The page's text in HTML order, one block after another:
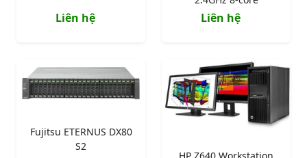
Liên hệ Liên hệ
Fujitsu ETERNUS DX80
S2